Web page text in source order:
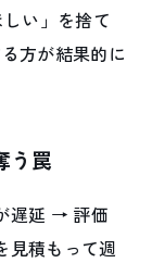
い」を捨て
方が結果的に
う罠
遅延 → 評価
見積もって週